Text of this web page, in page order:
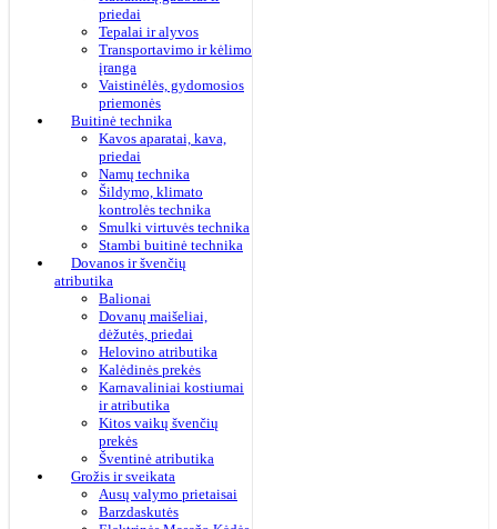
priedai
Tepalai ir alyvos
Transportavimo ir kėlimo
įranga
Vaistinėlės, gydomosios
priemonės
Buitinė technika
Kavos aparatai, kava,
priedai
Namų technika
Šildymo, klimato
kontrolės technika
Smulki virtuvės technika
Stambi buitinė technika
Dovanos ir švenčių
atributika
Balionai
Dovanų maišeliai,
dėžutės, priedai
Helovino atributika
Kalėdinės prekės
Karnavaliniai kostiumai
ir atributika
Kitos vaikų švenčių
prekės
Šventinė atributika
Grožis ir sveikata
Ausų valymo prietaisai
Barzdaskutės